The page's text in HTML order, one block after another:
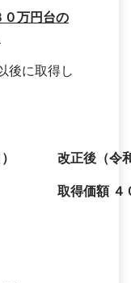
０万円台の
後に取得し
改正後（令
取得価額 ４